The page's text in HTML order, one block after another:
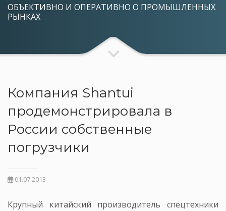
ОБЪЕКТИВНО И ОПЕРАТИВНО О ПРОМЫШЛЕННЫХ
РЫНКАХ
Компания Shantui
продемонстрировала в
России собственные
погрузчики
01.07.2013
Крупный китайский производитель спецтехники